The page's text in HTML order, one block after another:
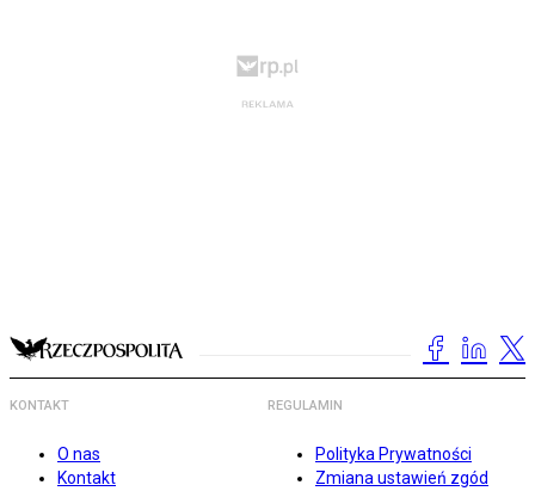
KONTAKT
O nas
Kontakt
REGULAMIN
Polityka Prywatności
Zmiana ustawień zgód